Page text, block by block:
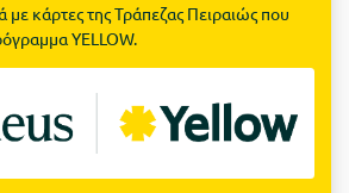
κάρτες της Τράπεζας Πειραιώς που
YELLOW.